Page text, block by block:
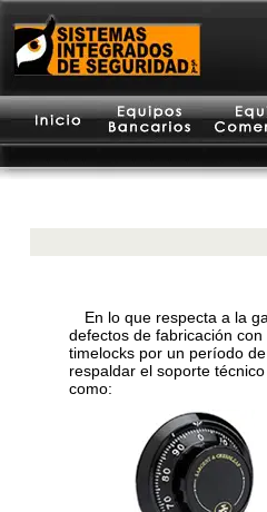
En lo que respecta a la
defectos de fabricación
timelocks por un período
respaldar el soporte
como: